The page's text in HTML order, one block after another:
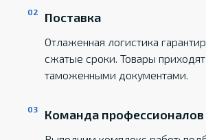
Поставка
Отлаженная логистика
сжатые сроки. Товары
таможенными документами.
Команда профессионалов